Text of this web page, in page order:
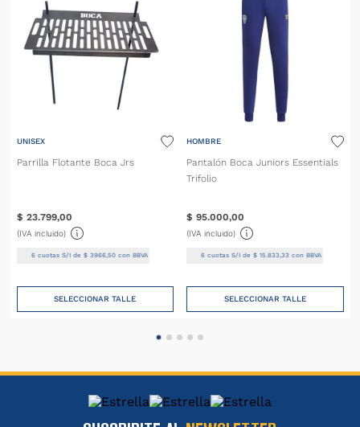
UNISEX
Parrilla Flotante Boca Jrs
$ 23.799,00
(IVA incluido)
6cuotas S/I de $ 3966, 50con BBVA
SELECCIONAR TALLE
HOMBRE
Pantalón Boca Juniors Essentials
Trifolio
$ 95.000,00
(IVA incluido)
6cuotas S/I de $ 15. 833 33 con BBVA
SELECCIONAR TALLE